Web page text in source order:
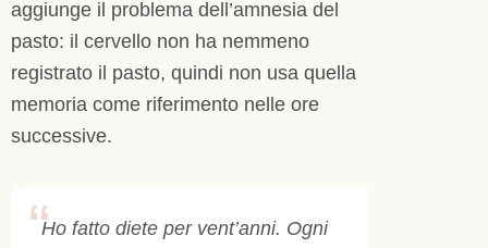
aggiunge il problema dell’amnesia del
pasto: il cervello non ha nemmeno
registrato il pasto, quindi non usa quella
memoria come riferimento nelle ore
successive.
Ho fatto diete per vent’anni. Ogni